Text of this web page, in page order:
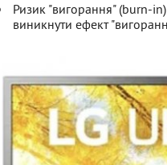
Ризик "вигорання" (burn-
виникнути ефект